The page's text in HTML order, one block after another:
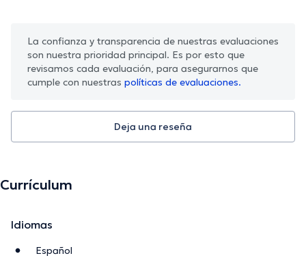
La confianza y transparencia de nuestras evaluaciones
son nuestra prioridad principal. Es por esto que
revisamos cada evaluación, para asegurarnos que
cumple con nuestras políticas de evaluaciones.
Deja una reseña
Currículum
Idiomas
Español